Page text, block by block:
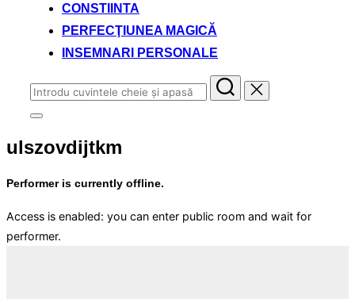
CONSTIINTA
PERFECŢIUNEA MAGICĂ
INSEMNARI PERSONALE
Caută
după:
Comută
bara
la
ulszovdijtkm
Performer is currently offline.
Access is enabled: you can enter public room and wait for
performer.